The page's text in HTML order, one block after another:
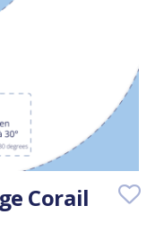
Corail